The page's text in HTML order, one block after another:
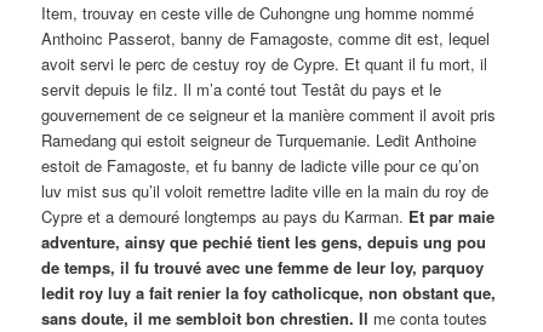
Item, trouvay en ceste ville de Cuhongne ung homme nommé
Anthoinc Passerot, banny de Famagoste, comme dit est, lequel
avoit servi le perc de cestuy roy de Cypre. Et quant il fu mort, il
servit depuis le filz. Il m’a conté tout Testât du pays et le
gouvernement de ce seigneur et la manière comment il avoit pris
Ramedang qui estoit seigneur de Turquemanie. Ledit Anthoine
estoit de Famagoste, et fu banny de ladicte ville pour ce qu’on
luv mist sus qu’il voloit remettre ladite ville en la main du roy de
Cypre et a demouré longtemps au pays du Karman. Et par maie
adventure, ainsy que pechié tient les gens, depuis ung pou
de temps, il fu trouvé avec une femme de leur loy, parquoy
ledit roy luy a fait renier la foy catholicque, non obstant que,
sans doute, il me sembloit bon chrestien. Il me conta toutes